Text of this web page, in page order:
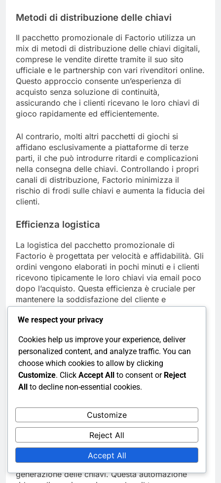
Metodi di distribuzione delle chiavi
Il pacchetto promozionale di Factorio utilizza un
mix di metodi di distribuzione delle chiavi digitali,
comprese le vendite dirette tramite il suo sito
ufficiale e le partnership con vari rivenditori online.
Questo approccio consente un’esperienza di
acquisto senza soluzione di continuità,
assicurando che i clienti ricevano le loro chiavi di
gioco rapidamente ed efficientemente.
Al contrario, molti altri pacchetti di giochi si
affidano esclusivamente a piattaforme di terze
parti, il che può introdurre ritardi e complicazioni
nella consegna delle chiavi. Controllando i propri
canali di distribuzione, Factorio minimizza il
rischio di frodi sulle chiavi e aumenta la fiducia dei
clienti.
Efficienza logistica
La logistica del pacchetto promozionale di
Factorio è progettata per velocità e affidabilità. Gli
ordini vengono elaborati in pochi minuti e i clienti
ricevono tipicamente le loro chiavi via email poco
dopo l’acquisto. Questa efficienza è cruciale per
mantenere la soddisfazione del cliente e
elaborazione più lunghi, specialmente durante
eventi di vendita di punta. La logistica semplificata
di Factorio lo aiuta a distinguersi in un mercato
affollato, dove la consegna tempestiva può
influenzare significativamente l’esperienza del
Processi di evasione
Il processo di evasione di Factorio è semplice,
concentrandosi su sistemi automatizzati che
gestiscono le conferme degli ordini e la
generazione delle chiavi. Questa automazione
We respect your privacy
Cookies help us improve your experience, deliver
personalized content, and analyze traffic. You can
choose which cookies to allow by clicking
Customize. Click Accept All to consent or Reject
All to decline non-essential cookies.
Customize
Reject All
Accept All